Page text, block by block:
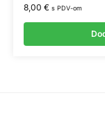
8,00 € s PDV-om